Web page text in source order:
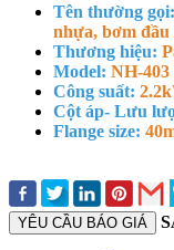
Tên thường gọi:
nhựa, bơm
Thương hiệu:
Model: NH-
Công suất:
Cột áp- Lưu
Flange size:
YÊU CẦU BÁO GIÁ